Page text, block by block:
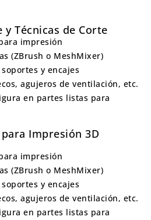
y Técnicas de Corte
impresión
(ZBrush o MeshMixer)
y encajes
agujeros de ventilación, etc.
en partes listas para
Impresión 3D
impresión
(ZBrush o MeshMixer)
y encajes
agujeros de ventilación, etc.
en partes listas para